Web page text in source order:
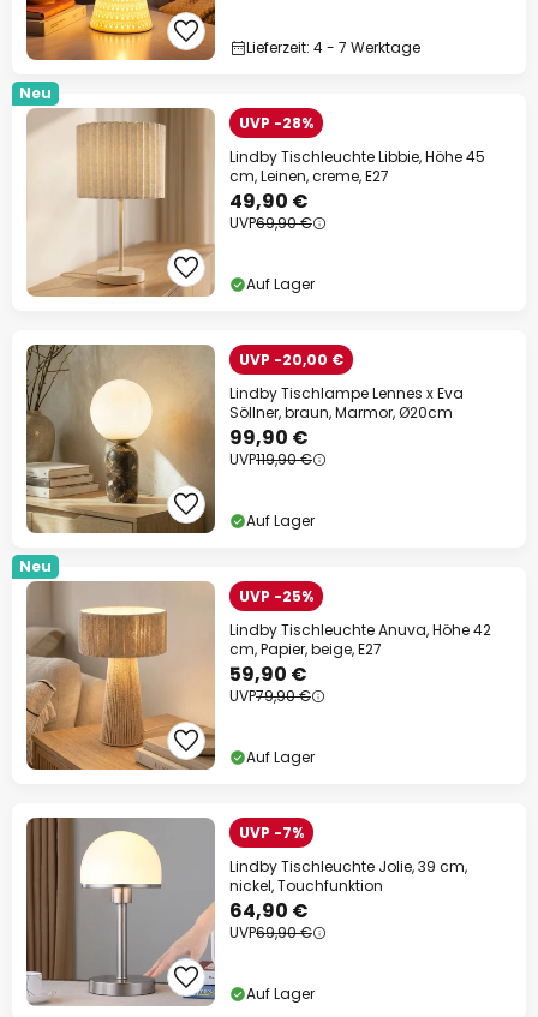
Lieferzeit: 4 - 7 Werktage
Neu
UVP -28%
Lindby Tischleuchte Libbie, Höhe 45
cm, Leinen, creme, E27
49,90 €
UVP69,90 €
Auf Lager
UVP -20,00 €
Lindby Tischlampe Lennes x Eva
Söllner, braun, Marmor, Ø20cm
99,90 €
UVP119,90 €
Auf Lager
Neu
UVP -25%
Lindby Tischleuchte Anuva, Höhe 42
cm, Papier, beige, E27
59,90 €
UVP79,90 €
Auf Lager
UVP -7%
Lindby Tischleuchte Jolie, 39 cm,
nickel, Touchfunktion
64,90 €
UVP69,90 €
Auf Lager